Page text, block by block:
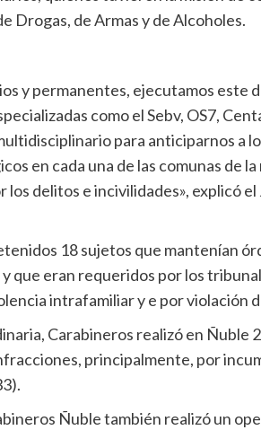
Drogas, de Armas y de Alcoholes.
y permanentes, ejecutamos este
como el Sebv, OS7,
para anticiparnos a
en cada una de las comunas de
los delitos e incivilidades», explicó
18 sujetos que mantenían
que eran requeridos por los
intrafamiliar y e por violación
Carabineros realizó en Ñuble
principalmente, por
Ñuble también realizó un